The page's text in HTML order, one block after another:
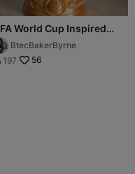
World Cup Inspired
Holder Stein
BtecBakerByrne
197 56